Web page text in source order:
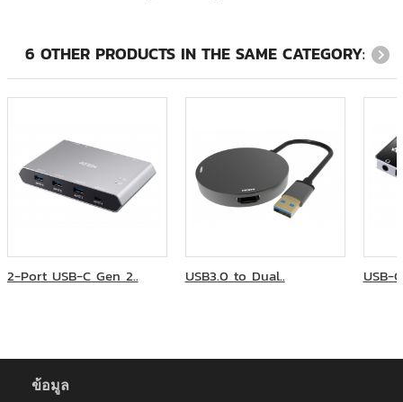
บริษัท ภูเก็ตแฟนตาซี จำกัด (มหาชน)
บริษัท ฮามาโซ คอร์ปอเรชั่น จำกัด
บริษัท เอทีเอส จำกัด
ภูเก็ตแฟนตาซี
มหาวิทยาลัยเวสเทิร์น
ส.สหธารา(ไทยแลนด์)
โรงพยาบาลมหาราชนครราชสีมา
โรงพยาบาลราชเวชอุบลราชธานี
6 OTHER PRODUCTS IN THE SAME CATEGORY:
2-Port USB-C Gen 2.. USB3.0 to Dual.. USB-
ข้อมูล